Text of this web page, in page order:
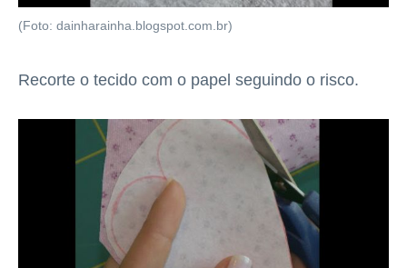
(Foto: dainharainha.blogspot.com.br)
Recorte o tecido com o papel seguindo o risco.